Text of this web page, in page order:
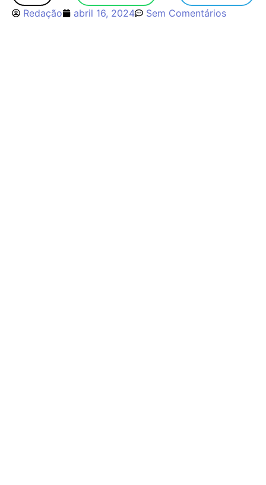
Redação abril 16, 2024 Sem Comentários